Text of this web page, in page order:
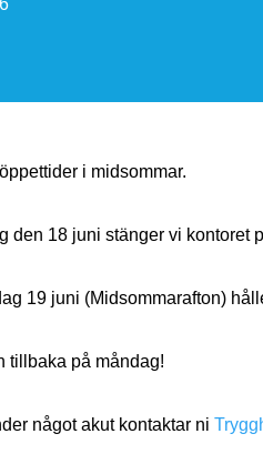
i midsommar.
den 18 juni stänger vi kontoret
19 juni (Midsommarafton)
tillbaka på måndag!
något akut kontaktar ni